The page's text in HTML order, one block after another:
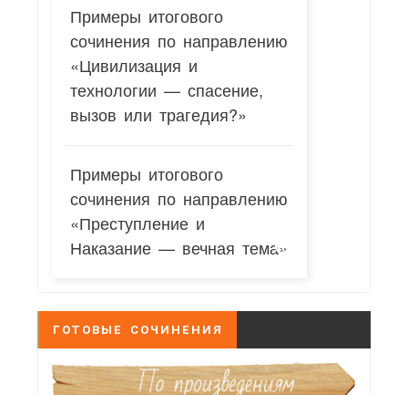
Примеры итогового
сочинения по направлению
«Цивилизация и
технологии — спасение,
вызов или трагедия?»
Примеры итогового
сочинения по направлению
«Преступление и
Наказание — вечная тема»
ГОТОВЫЕ СОЧИНЕНИЯ